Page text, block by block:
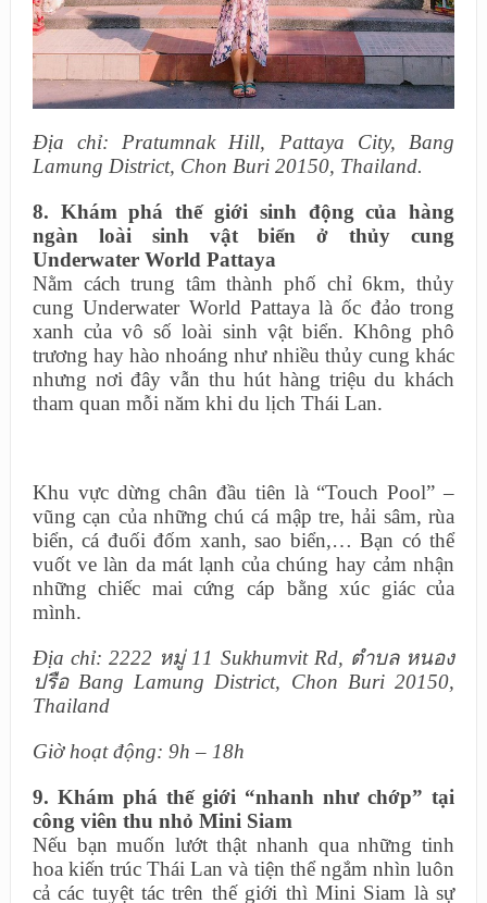
Địa chỉ: Pratumnak Hill, Pattaya City, Bang
Lamung District, Chon Buri 20150, Thailand.
8. Khám phá thế giới sinh động của hàng
ngàn loài sinh vật biển ở thủy cung
Underwater World Pattaya
Nằm cách trung tâm thành phố chỉ 6km, thủy
cung Underwater World Pattaya là ốc đảo trong
xanh của vô số loài sinh vật biển. Không phô
trương hay hào nhoáng như nhiều thủy cung khác
nhưng nơi đây vẫn thu hút hàng triệu du khách
tham quan mỗi năm khi du lịch Thái Lan.
Khu vực dừng chân đầu tiên là “Touch Pool” –
vũng cạn của những chú cá mập tre, hải sâm, rùa
biển, cá đuối đốm xanh, sao biển,… Bạn có thể
vuốt ve làn da mát lạnh của chúng hay cảm nhận
những chiếc mai cứng cáp bằng xúc giác của
mình.
Địa chỉ: 2222 หมู่ 11 Sukhumvit Rd, ตำบล หนอง
ปรือ Bang Lamung District, Chon Buri 20150,
Thailand
Giờ hoạt động: 9h – 18h
9. Khám phá thế giới “nhanh như chớp” tại
công viên thu nhỏ Mini Siam
Nếu bạn muốn lướt thật nhanh qua những tinh
hoa kiến trúc Thái Lan và tiện thể ngắm nhìn luôn
cả các tuyệt tác trên thế giới thì Mini Siam là sự